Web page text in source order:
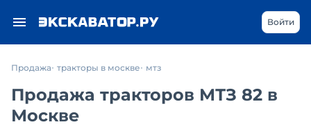
Войти
Продажа тракторы в москве мтз
Продажа тракторов МТЗ 82 в
Москве